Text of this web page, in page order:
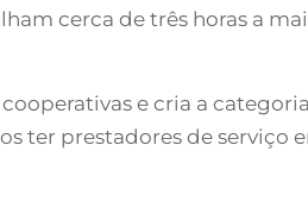
cerca de três horas a
e cria a
ter prestadores de serviço